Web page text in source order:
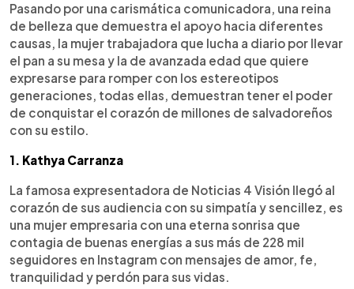
Pasando por una carismática comunicadora, una reina
de belleza que demuestra el apoyo hacia diferentes
causas, la mujer trabajadora que lucha a diario por llevar
el pan a su mesa y la de avanzada edad que quiere
expresarse para romper con los estereotipos
generaciones, todas ellas, demuestran tener el poder
de conquistar el corazón de millones de salvadoreños
con su estilo.
1. Kathya Carranza
La famosa expresentadora de Noticias 4 Visión llegó al
corazón de sus audiencia con su simpatía y sencillez, es
una mujer empresaria con una eterna sonrisa que
contagia de buenas energías a sus más de 228 mil
seguidores en Instagram con mensajes de amor, fe,
tranquilidad y perdón para sus vidas.